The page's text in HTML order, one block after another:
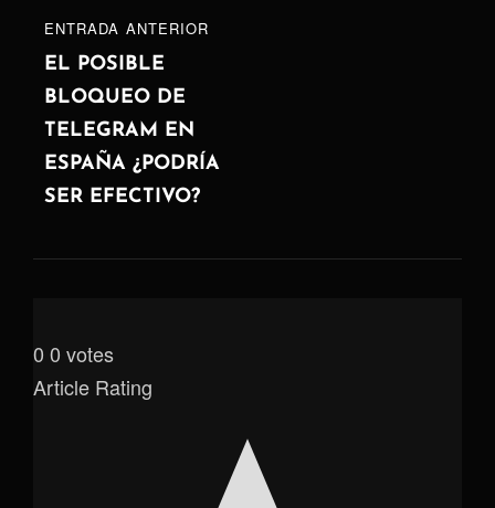
ENTRADA
ANTERIOR
ENTRADA ANTERIOR
EL POSIBLE
BLOQUEO DE
TELEGRAM EN
ESPAÑA ¿PODRÍA
SER EFECTIVO?
0 0 votes
Article Rating